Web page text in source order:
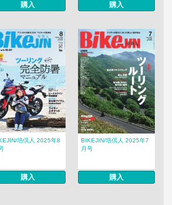
購入 購入
培倶人 2025年8
購入
BIKEJIN/培倶人 2025年7
月号
購入